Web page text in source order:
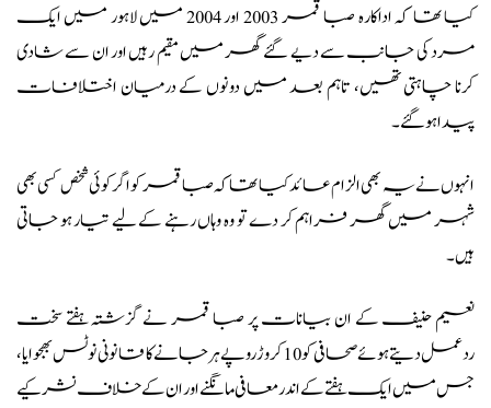
کیا تھا کہ اداکارہ صبا قمر 2003 اور 2004 میں لاہور میں ایک
مرد کی جانب سے دیے گئے گھر میں مقیم رہیں اور ان سے شادی
کرنا چاہتی تھیں، تاہم بعد میں دونوں کے درمیان اختلافات
پیدا ہوگئے۔
انہوں نے یہ بھی الزام عائد کیا تھا کہ صبا قمر کو اگر کوئی شخص کسی بھی
شہر میں گھر فراہم کر دے تو وہ وہاں رہنے کے لیے تیار ہو جاتی
ہیں۔
نعیم حنیف کے ان بیانات پر صبا قمر نے گزشتہ ہفتے سخت
ردعمل دیتے ہوئے صحافی کو 10 کروڑ روپے ہرجانے کا قانونی نوٹس بھجوایا،
جس میں ایک ہفتے کے اندر معافی مانگنے اور ان کے خلاف نشر کیے